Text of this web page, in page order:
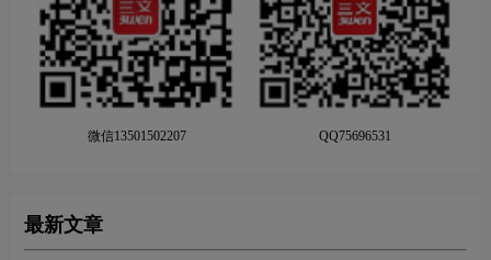
微信13501502207 QQ75696531
最新文章